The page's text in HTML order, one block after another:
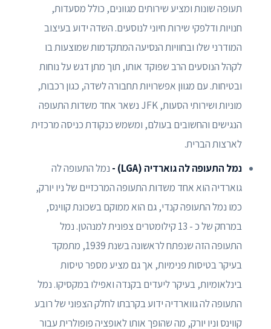
תעופה שונות ומציע שירותים מגוונים, כולל מסעדות,
חנויות ודלפקי שירות חיוני לנוסעים. השדה ידוע בעיצוב
המודרני שלו ובחוויות הנסיעה המתקדמות שמוצעות בו
לקהל הנוסעים הרב שפוקד אותו, תוך מתן דגש על נוחות
ובטיחות. עם מגוון אפשרויות תחבורה לשדה, כגון רכבות,
מוניות ושירותי הסעות, JFK נשאר אחד משדות התעופה
הנגישים והחשובים בעולם, ומשמש כנקודת כניסה מרכזית
לארצות הברית.
נמל התעופה לה גוארדיה (LGA) -
נמל התעופה לה
גוארדיה הוא אחד משדות התעופה המרכזיים של ניו יורק,
כמו נמל התעופה קנדי, גם הוא ממוקם בשכונת קווינס,
במרחק של כ - 13 קילומטרים צפונית למנהטן. נמל
התעופה הזה שנפתח לראשונה בשנת 1939, מתמקד
בעיקר בטיסות פנימיות, אך גם מציע מספר טיסות
בינלאומיות, בעיקר ליעדים בקנדה ואפילו במקסיקו. נמל
התעופה לה גווארדיה ידוע בקרבתו לחלק הצפוני של רובע
קווינס וניו יורק, מה שהופך אותו לאופציה פופולרית עבור